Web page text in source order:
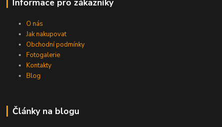
Informace pro zákazníky
O nás
Jak nakupovat
Obchodní podmínky
Fotogalerie
Kontakty
Blog
Články na blogu